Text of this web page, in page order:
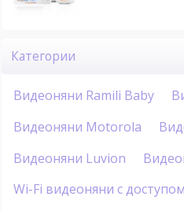
Категории
Видеоняни Ramili Baby
Видеоняни Motorola
Видеоняни Luvion
Wi-Fi видеоняни с